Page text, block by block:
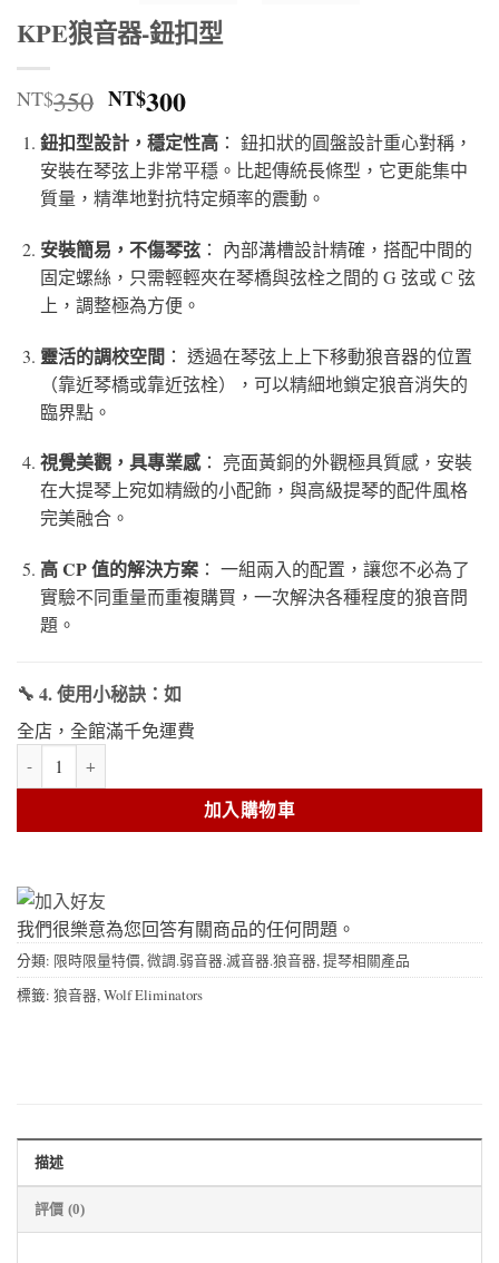
KPE狼音器-鈕扣型
NT$350 原
始
價
格：
NT$350。
NT$300
前
價
格：
NT$300。
鈕扣型設計，穩定性高： 鈕扣狀的圓盤設計重心對稱，
安裝在琴弦上非常平穩。比起傳統長條型，它更能集中
質量，精準地對抗特定頻率的震動。
安裝簡易，不傷琴弦： 內部溝槽設計精確，搭配中間的
固定螺絲，只需輕輕夾在琴橋與弦栓之間的 G 弦或 C 弦
上，調整極為方便。
靈活的調校空間： 透過在琴弦上上下移動狼音器的位置
（靠近琴橋或靠近弦栓），可以精細地鎖定狼音消失的
臨界點。
視覺美觀，具專業感： 亮面黃銅的外觀極具質感，安裝
在大提琴上宛如精緻的小配飾，與高級提琴的配件風格
完美融合。
高 CP 值的解決方案： 一組兩入的配置，讓您不必為了
實驗不同重量而重複購買，一次解決各種程度的狼音問
題。
🔧 4. 使用小秘訣：如
全店，全館滿千免運費
KPE狼音器-鈕扣型 數量
加入購物車
我們很樂意為您回答有關商品的任何問題。
分類: 限時限量特價,微調.弱音器.滅音器.狼音器,提琴相關產品
標籤: 狼音器,Wolf Eliminators
描述
評價 (0)